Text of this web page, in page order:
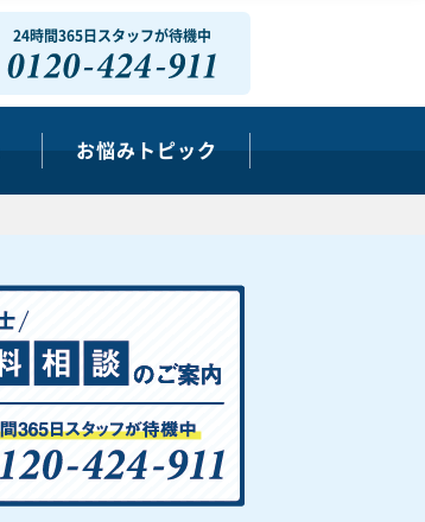
24時間365日スタッフが待機中
0120-424-911
お悩みトピック